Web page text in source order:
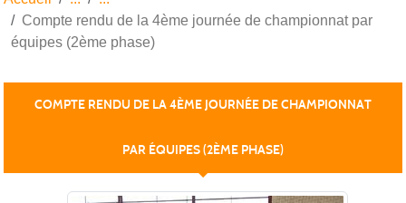
Compte rendu de la 4ème journée de championnat par
équipes (2ème phase)
COMPTE RENDU DE LA 4ÈME JOURNÉE DE CHAMPIONNAT
PAR ÉQUIPES (2ÈME PHASE)